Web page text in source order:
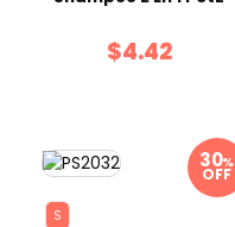
$4.42
%
OFF
S